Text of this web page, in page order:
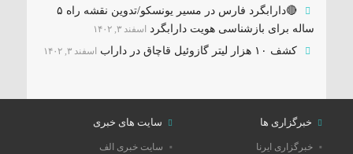
🔴دارابگرد فارس در مسیر یونسکو/تدوین نقشه راه ۵
ساله برای بازشناسی هویت دارابگرد اسفند ۳, ۱۴۰۲
کشف ۱۰ هزار لیتر گازوئیل قاچاق در داراب اسفند ۳, ۱۴۰۲
خبرگزاری ها
خبرگزاری ایرنا
سایت های خبری
سایت خبری الف